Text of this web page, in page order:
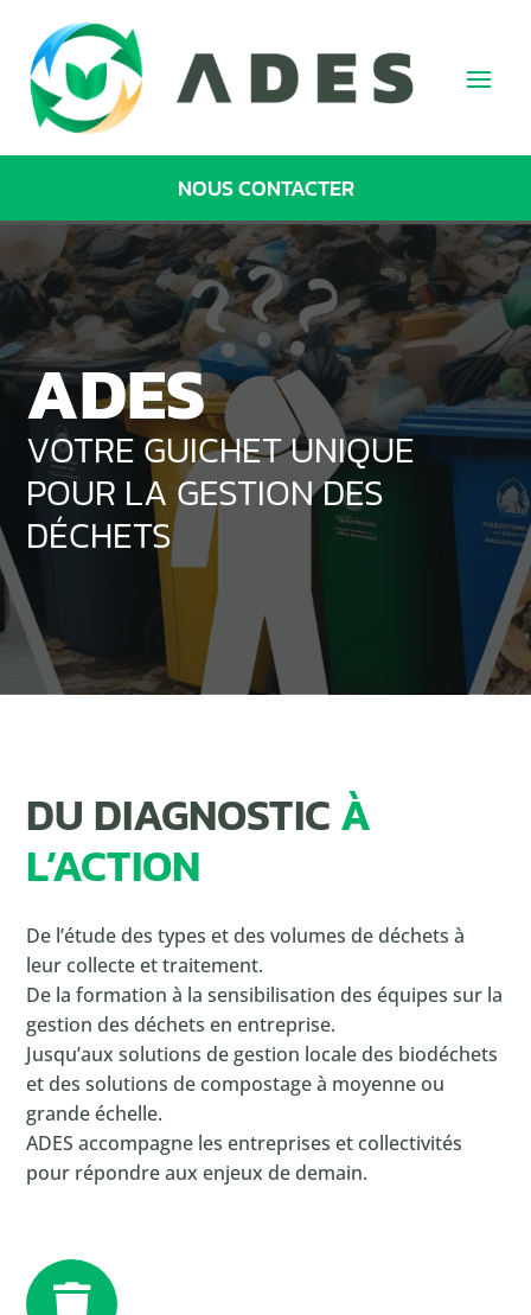
NOUS CONTACTER
ADES
VOTRE GUICHET UNIQUE
POUR LA GESTION DES
DÉCHETS
DU DIAGNOSTICÀ
L’ACTION
De l’étude des types et des volumes de déchets à
leur collecte et traitement.
De la formation à la sensibilisation des équipes sur la
gestion des déchets en entreprise.
Jusqu’aux solutions de gestion locale des biodéchets
et des solutions de compostage à moyenne ou
grande échelle.
ADES accompagne les entreprises et collectivités
pour répondre aux enjeux de demain.
